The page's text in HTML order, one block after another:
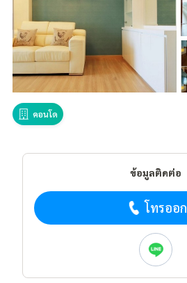
คอนโด
ข้อมูลติดต่อ
โทรออก